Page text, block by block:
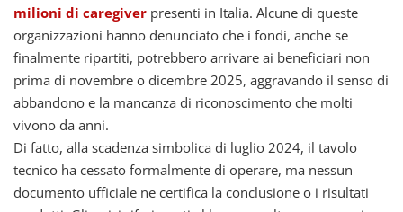
milioni di caregiver presenti in Italia. Alcune di queste
organizzazioni hanno denunciato che i fondi, anche se
finalmente ripartiti, potrebbero arrivare ai beneficiari non
prima di novembre o dicembre 2025, aggravando il senso di
abbandono e la mancanza di riconoscimento che molti
vivono da anni.
Di fatto, alla scadenza simbolica di luglio 2024, il tavolo
tecnico ha cessato formalmente di operare, ma nessun
documento ufficiale ne certifica la conclusione o i risultati